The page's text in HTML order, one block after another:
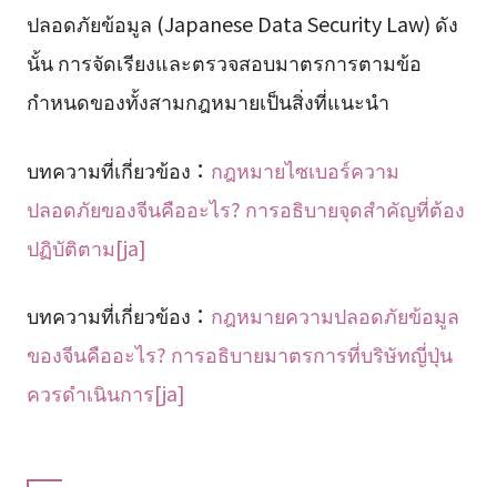
ปลอดภัยข้อมูล (Japanese Data Security Law) ดัง
นั้น การจัดเรียงและตรวจสอบมาตรการตามข้อ
กำหนดของทั้งสามกฎหมายเป็นสิ่งที่แนะนำ
บทความที่เกี่ยวข้อง： กฎหมายไซเบอร์ความ
ปลอดภัยของจีนคืออะไร? การอธิบายจุดสำคัญที่ต้อง
ปฏิบัติตาม[ja]
บทความที่เกี่ยวข้อง： กฎหมายความปลอดภัยข้อมูล
ของจีนคืออะไร? การอธิบายมาตรการที่บริษัทญี่ปุ่น
ควรดำเนินการ[ja]